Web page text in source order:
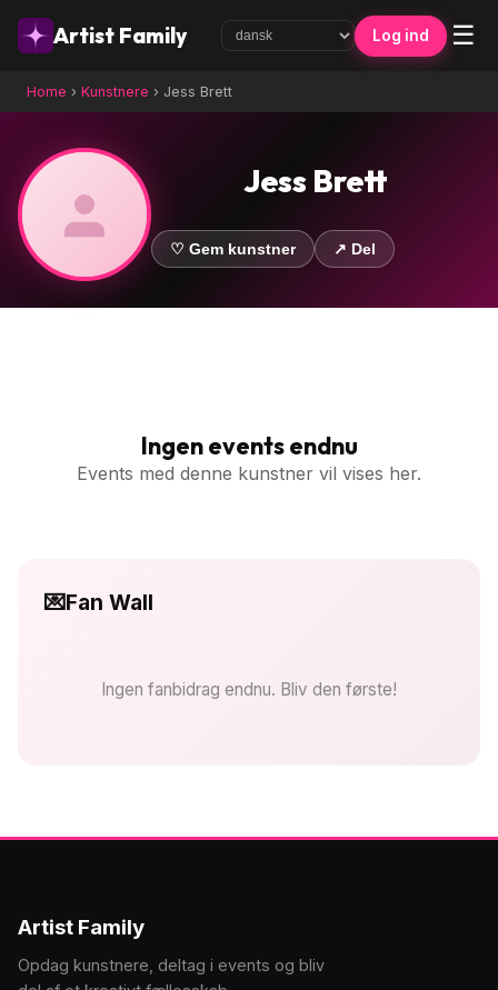
Artist Family Log ind ☰
Home › Kunstnere › Jess Brett
Jess Brett
♡ Gem kunstner ↗ Del
Ingen events endnu
Events med denne kunstner vil vises her.
💌Fan Wall
Ingen fanbidrag endnu. Bliv den første!
Artist Family
Opdag kunstnere, deltag i events og bliv